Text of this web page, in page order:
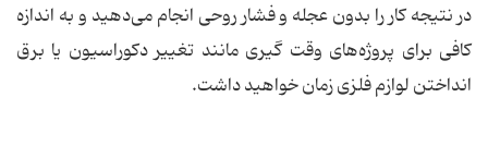
در نتیجه کار را بدون عجله و فشار روحی انجام می‌دهید و به اندازه
کافی برای پروژه‌های وقت گیری مانند تغییر دکوراسیون یا برق
انداختن لوازم فلزی زمان خواهید داشت.